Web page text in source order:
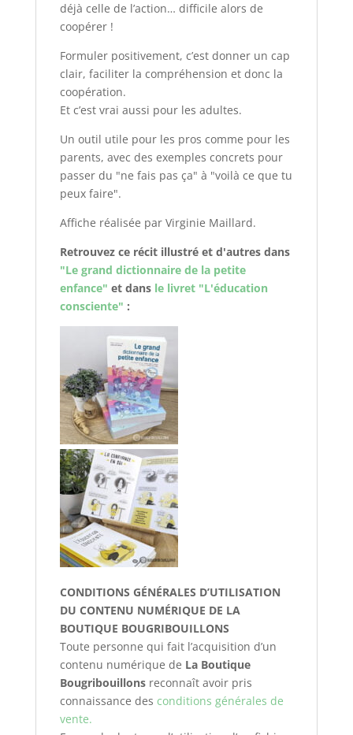
déjà celle de l’action… difficile alors de
coopérer !
Formuler positivement, c’est donner un cap
clair, faciliter la compréhension et donc la
coopération.
Et c’est vrai aussi pour les adultes.
Un outil utile pour les pros comme pour les
parents, avec des exemples concrets pour
passer du "ne fais pas ça" à "voilà ce que tu
peux faire".
Affiche réalisée par Virginie Maillard.
Retrouvez ce récit illustré et d'autres dans
"Le grand dictionnaire de la petite
enfance" et dans le livret "L'éducation
consciente" :
CONDITIONS GÉNÉRALES D’UTILISATION
DU CONTENU NUMÉRIQUE DE LA
BOUTIQUE BOUGRIBOUILLONS
Toute personne qui fait l’acquisition d’un
contenu numérique de La Boutique
Bougribouillonsreconnaît avoir pris
connaissance des conditions générales de
vente.